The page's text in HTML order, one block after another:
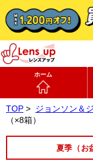
ホーム
TOP > ジョンソン＆
（×8箱）
夏季（お